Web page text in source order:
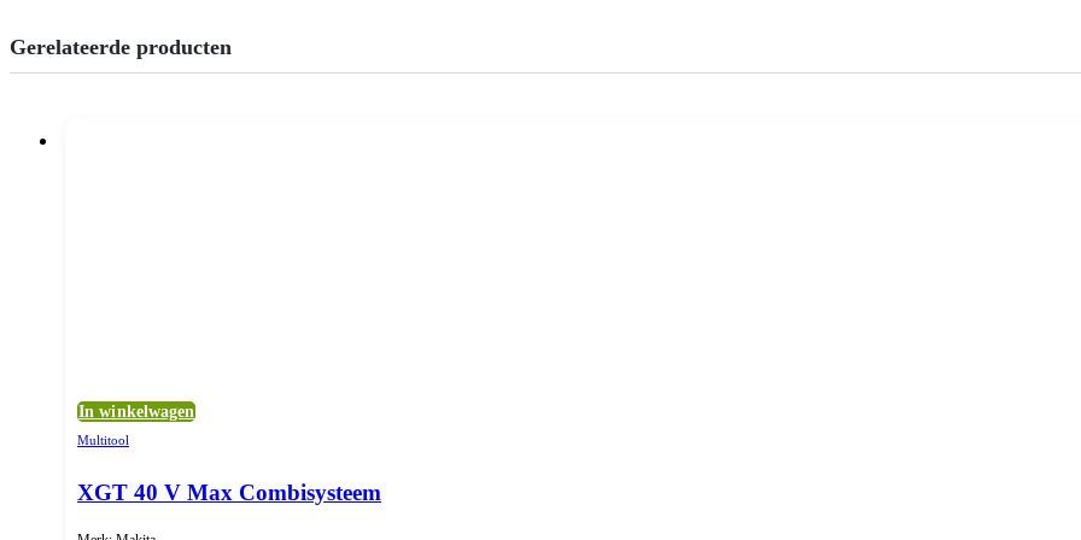
Gerelateerde producten
In winkelwagen
Multitool
XGT 40 V Max Combisysteem